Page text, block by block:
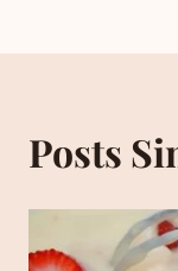
Posts